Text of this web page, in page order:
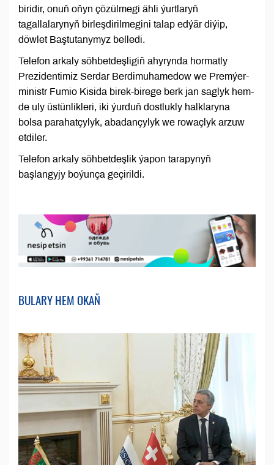
biridir, onuň oňyn çözülmegi ähli ýurtlaryň
tagallalarynyň birleşdirilmegini talap edýär diýip,
döwlet Baştutanymyz belledi.
Telefon arkaly söhbetdeşligiň ahyrynda hormatly
Prezidentimiz Serdar Berdimuhamedow we Premýer-
ministr Fumio Kisida birek-birege berk jan saglyk hem-
de uly üstünlikleri, iki ýurduň dostlukly halklaryna
bolsa parahatçylyk, abadançylyk we rowaçlyk arzuw
etdiler.
Telefon arkaly söhbetdeşlik ýapon tarapynyň
başlangyjy boýunça geçirildi.
BULARY HEM OKAŇ